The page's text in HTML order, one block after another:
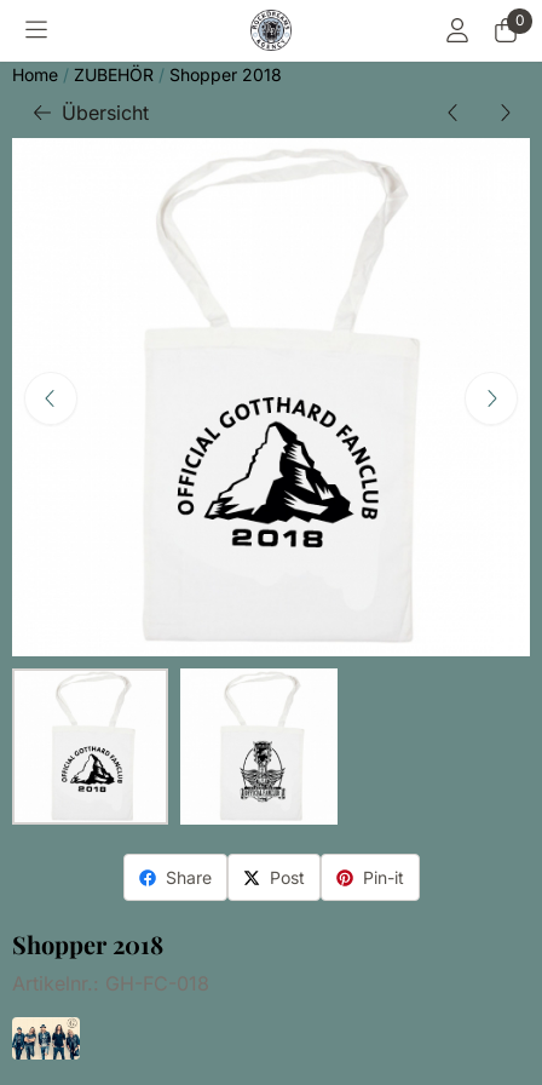
Cookie-Einstellungen sind derzeit geschlossen. 0
Home / ZUBEHÖR / Shopper 2018
Übersicht
Share Post Pin-it
Shopper 2018
Artikelnr.: GH-FC-018